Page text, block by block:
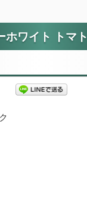
ホワイト トマト